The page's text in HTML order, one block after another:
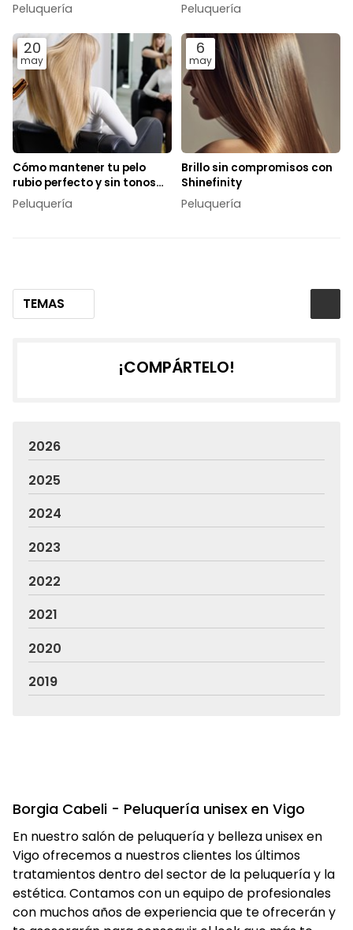
TEMAS
Peluquería Peluquería
20
may
Cómo mantener tu pelo
rubio perfecto y sin tonos
anaranjados
Peluquería
6
may
Brillo sin compromisos con
Shinefinity
Peluquería
¡COMPÁRTELO!
2026
2025
2024
2023
2022
2021
2020
2019
Borgia Cabeli - Peluquería unisex en Vigo
En nuestro salón de peluquería y belleza unisex en
Vigo ofrecemos a nuestros clientes los últimos
tratamientos dentro del sector de la peluquería y la
estética. Contamos con un equipo de profesionales
con muchos años de experiencia que te ofrecerán y